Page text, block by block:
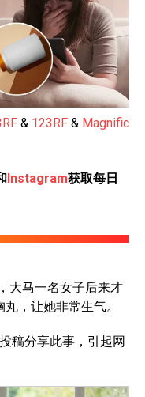
& 123RF & Magnific
Instagram获取每日
大马一名女子后来才
，让她非常生气。
稿分享此事，引起网